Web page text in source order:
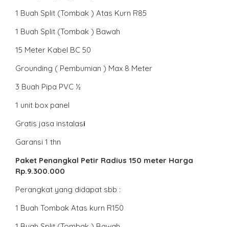
1 Buah Split (Tombak ) Atas Kurn R85
1 Buah Split (Tombak ) Bawah
15 Meter Kabel BC 50
Grounding ( Pembumian ) Max 8 Meter
3 Buah Pipa PVC ½
1 unit box panel
Gratis jasa instalasi
Garansi 1 thn
Paket Penangkal Petir Radius 150 meter Harga
Rp.9.300.000
Perangkat yang didapat sbb :
1 Buah Tombak Atas kurn R150